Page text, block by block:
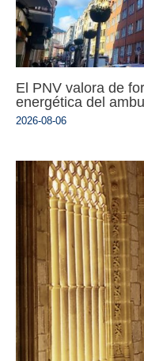
El PNV valora de
energética del
2026-08-06